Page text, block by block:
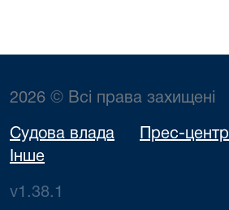
2026 © Всі права захищені
Судова влада Прес-центр
Інше
v1.38.1